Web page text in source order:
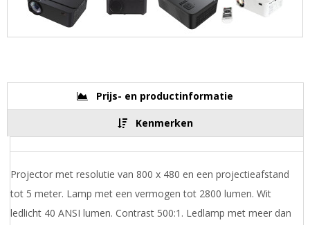
Prijs- en productinformatie
Kenmerken
Projector met resolutie van 800 x 480 en een projectieafstand
tot 5 meter. Lamp met een vermogen tot 2800 lumen. Wit
ledlicht 40 ANSI lumen. Contrast 500:1. Ledlamp met meer dan